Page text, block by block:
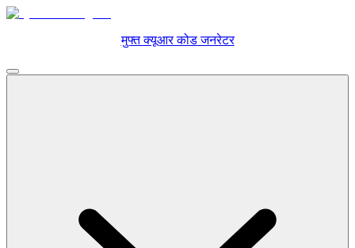
मुफ्त क्यूआर कोड जनरेटर